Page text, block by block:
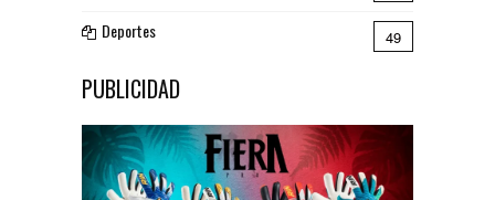
Deportes 49
PUBLICIDAD